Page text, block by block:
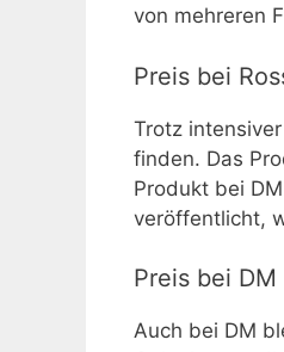
von mehreren
Preis bei
Trotz
finden. Das
Produkt bei
veröffentlicht,
Preis bei DM
Auch bei DM